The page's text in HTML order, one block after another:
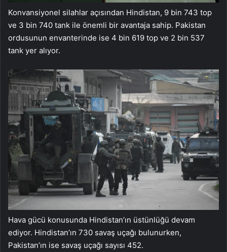
Konvansiyonel silahlar açısından Hindistan, 9 bin 743 top
ve 3 bin 740 tank ile önemli bir avantaja sahip. Pakistan
ordusunun envanterinde ise 4 bin 619 top ve 2 bin 537
tank yer alıyor.
Hava gücü konusunda Hindistan’ın üstünlüğü devam
ediyor. Hindistan’ın 730 savaş uçağı bulunurken,
Pakistan’ın ise savaş uçağı sayısı 452.